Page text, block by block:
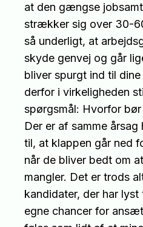
at den gængse
strækker sig over 30-
så underligt, at
skyde genvej og går
bliver spurgt ind til
derfor i virkeligheden
spørgsmål: Hvorfor
Der er af samme
til, at klappen går ned
når de bliver bedt om
mangler. Det er trods
kandidater, der har
egne chancer for